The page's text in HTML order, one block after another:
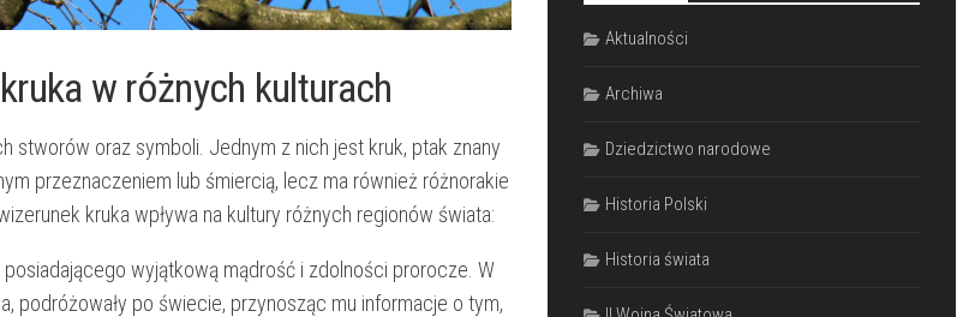
w różnych kulturach
stworów ⁢oraz symboli.‍ Jednym z nich jest kruk, ptak znany
przeznaczeniem lub śmiercią, lecz ma również różnorakie
kruka ‌wpływa‍ na ⁢kultury różnych ⁢regionów świata:
posiadającego‌ wyjątkową ⁢mądrość i zdolności prorocze. W
podróżowały po świecie, ⁤przynosząc⁢ mu‍ informacje o tym,
Aktualności
Archiwa
Dziedzictwo narodowe
Historia Polski
Historia świata